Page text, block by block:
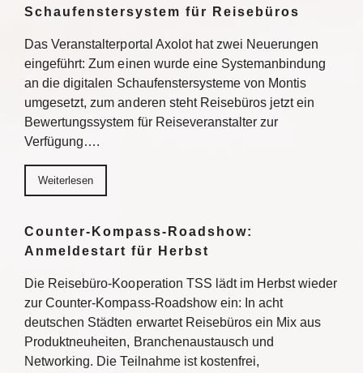
Schaufenstersystem für Reisebüros
Das Veranstalterportal Axolot hat zwei Neuerungen
eingeführt: Zum einen wurde eine Systemanbindung
an die digitalen Schaufenstersysteme von Montis
umgesetzt, zum anderen steht Reisebüros jetzt ein
Bewertungssystem für Reiseveranstalter zur
Verfügung….
Weiterlesen
Counter-Kompass-Roadshow:
Anmeldestart für Herbst
Die Reisebüro-Kooperation TSS lädt im Herbst wieder
zur Counter-Kompass-Roadshow ein: In acht
deutschen Städten erwartet Reisebüros ein Mix aus
Produktneuheiten, Branchenaustausch und
Networking. Die Teilnahme ist kostenfrei,